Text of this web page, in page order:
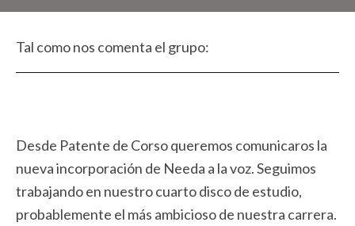
Tal como nos comenta el grupo:
Desde Patente de Corso queremos comunicaros la
nueva incorporación de Needa a la voz. Seguimos
trabajando en nuestro cuarto disco de estudio,
probablemente el más ambicioso de nuestra carrera.